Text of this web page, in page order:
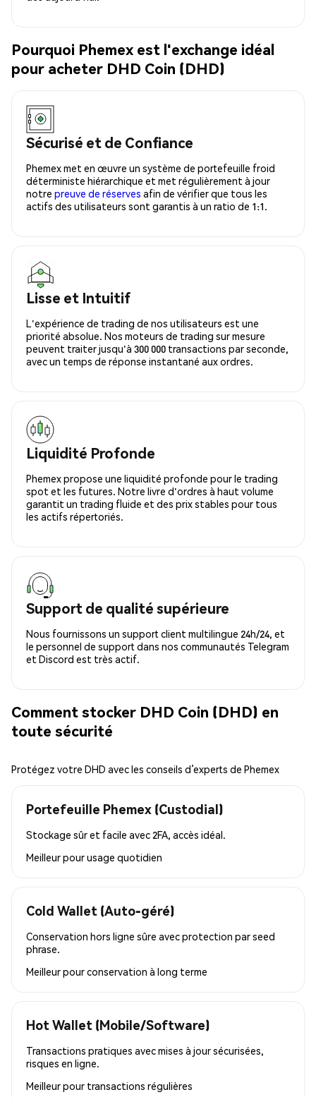
Pourquoi Phemex est l'exchange idéal
pour acheter DHD Coin (DHD)
Sécurisé et de Confiance
Phemex met en œuvre un système de portefeuille froid
déterministe hiérarchique et met régulièrement à jour
notre preuve de réserves afin de vérifier que tous les
actifs des utilisateurs sont garantis à un ratio de 1:1.
Lisse et Intuitif
L'expérience de trading de nos utilisateurs est une
priorité absolue. Nos moteurs de trading sur mesure
peuvent traiter jusqu'à 300 000 transactions par seconde,
avec un temps de réponse instantané aux ordres.
Liquidité Profonde
Phemex propose une liquidité profonde pour le trading
spot et les futures. Notre livre d'ordres à haut volume
garantit un trading fluide et des prix stables pour tous
les actifs répertoriés.
Support de qualité supérieure
Nous fournissons un support client multilingue 24h/24, et
le personnel de support dans nos communautés Telegram
et Discord est très actif.
Comment stocker DHD Coin (DHD) en
toute sécurité
Protégez votre DHD avec les conseils d’experts de Phemex
Portefeuille Phemex (Custodial)
Stockage sûr et facile avec 2FA, accès idéal.
Meilleur pourusage quotidien
Cold Wallet (Auto-géré)
Conservation hors ligne sûre avec protection par seed
phrase.
Meilleur pourconservation à long terme
Hot Wallet (Mobile/Software)
Transactions pratiques avec mises à jour sécurisées,
risques en ligne.
Meilleur pour transactions régulières